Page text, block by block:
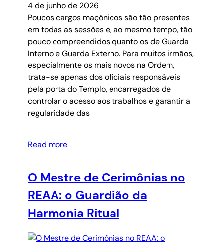
4 de junho de 2026
Poucos cargos maçônicos são tão presentes
em todas as sessões e, ao mesmo tempo, tão
pouco compreendidos quanto os de Guarda
Interno e Guarda Externo. Para muitos irmãos,
especialmente os mais novos na Ordem,
trata-se apenas dos oficiais responsáveis
pela porta do Templo, encarregados de
controlar o acesso aos trabalhos e garantir a
regularidade das
Read more
O Mestre de Cerimônias no
REAA: o Guardião da
Harmonia Ritual